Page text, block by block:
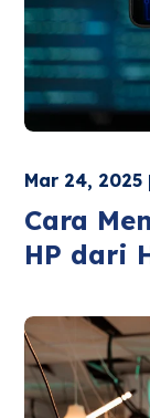
Mar 24,
Cara
HP dari